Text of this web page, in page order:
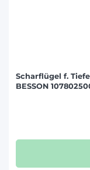
Scharflügel f.
BESSON